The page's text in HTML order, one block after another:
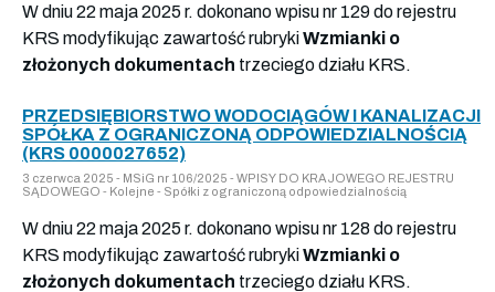
W dniu 22 maja 2025 r. dokonano wpisu nr 129 do rejestru
KRS modyfikując zawartość rubrykiWzmianki o
złożonych dokumentach trzeciego działu KRS.
PRZEDSIĘBIORSTWO WODOCIĄGÓW I KANALIZACJI
SPÓŁKA Z OGRANICZONĄ ODPOWIEDZIALNOŚCIĄ
(KRS 0000027652)
3 czerwca 2025 - MSiG nr 106/2025 - WPISY DO KRAJOWEGO REJESTRU
SĄDOWEGO - Kolejne - Spółki z ograniczoną odpowiedzialnością
W dniu 22 maja 2025 r. dokonano wpisu nr 128 do rejestru
KRS modyfikując zawartość rubrykiWzmianki o
złożonych dokumentach trzeciego działu KRS.